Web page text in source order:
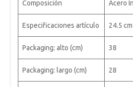
Composición Acero
Especificaciones artículo 24.5
Packaging: alto (cm) 38
Packaging: largo (cm) 28